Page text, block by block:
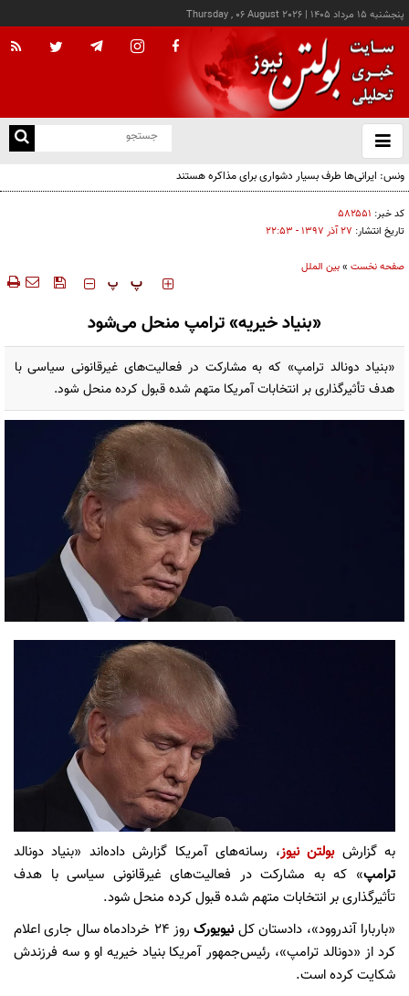
پنجشنبه ۱۵ مرداد ۱۴۰۵ |
Thursday , 06 August 2026
باز
و
کد خبر: ۵۸۲۵۵۱
تاریخ انتشار: ۲۷ آذر ۱۳۹۷ - ۲۲:۵۳
صفحه نخست »بین الملل
‍‍‍ پ پ
«بنیاد خیریه» ترامپ منحل می‌شود
«بنیاد دونالد ترامپ» که به مشارکت در فعالیت‌های غیرقانونی سیاسی با
هدف تأثیرگذاری بر انتخابات آمریکا متهم شده قبول کرده منحل شود.
به گزارشبولتن نیوز، رسانه‌های آمریکا گزارش داده‌اند «بنیاد دونالد
ترامپ» که به مشارکت در فعالیت‌های غیرقانونی سیاسی با هدف
تأثیرگذاری بر انتخابات متهم شده قبول کرده منحل شود.
«باربارا آندروود»، دادستان کلنیویورک
روز ۲۴ خردادماه سال جاری اعلام
کرد از «دونالد ترامپ»، رئیس‌جمهور آمریکا بنیاد خیریه او و سه فرزندش
شکایت کرده است.